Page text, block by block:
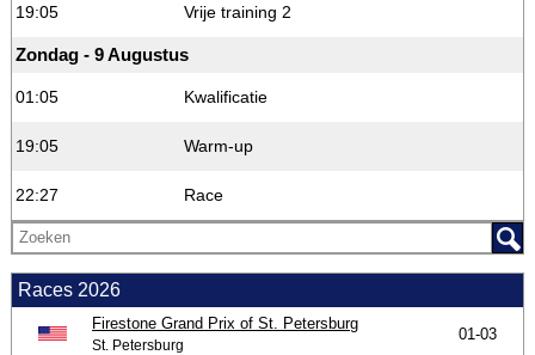
19:05 Vrije training 2
Zondag - 9 Augustus
01:05 Kwalificatie
19:05 Warm-up
22:27 Race
Races 2026
Firestone Grand Prix of St. Petersburg
St. Petersburg
01-03